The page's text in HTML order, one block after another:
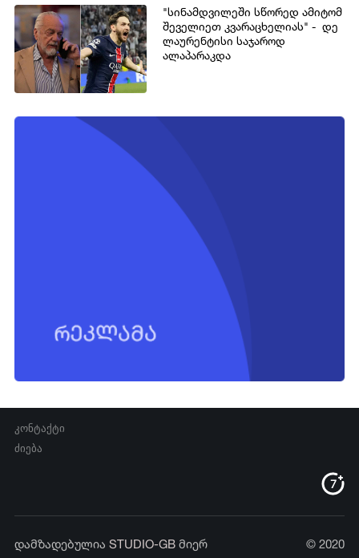
"სინამდვილეში სწორედ ამიტომ
შეველიეთ კვარაცხელიას" - დე
ლაურენტისი საჯაროდ
ალაპარაკდა
კონტაქტი
ძიება
დამზადებულია STUDIO-GBმიერ © 2020